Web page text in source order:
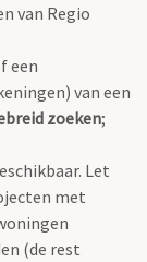
van Regio
een
van een
zoeken;
Let
met
(de rest